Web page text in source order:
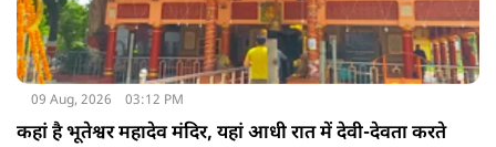
09 Aug, 2026 03:12 PM
कहां है भूतेश्वर महादेव मंदिर, यहां आधी रात में देवी-देवता करते